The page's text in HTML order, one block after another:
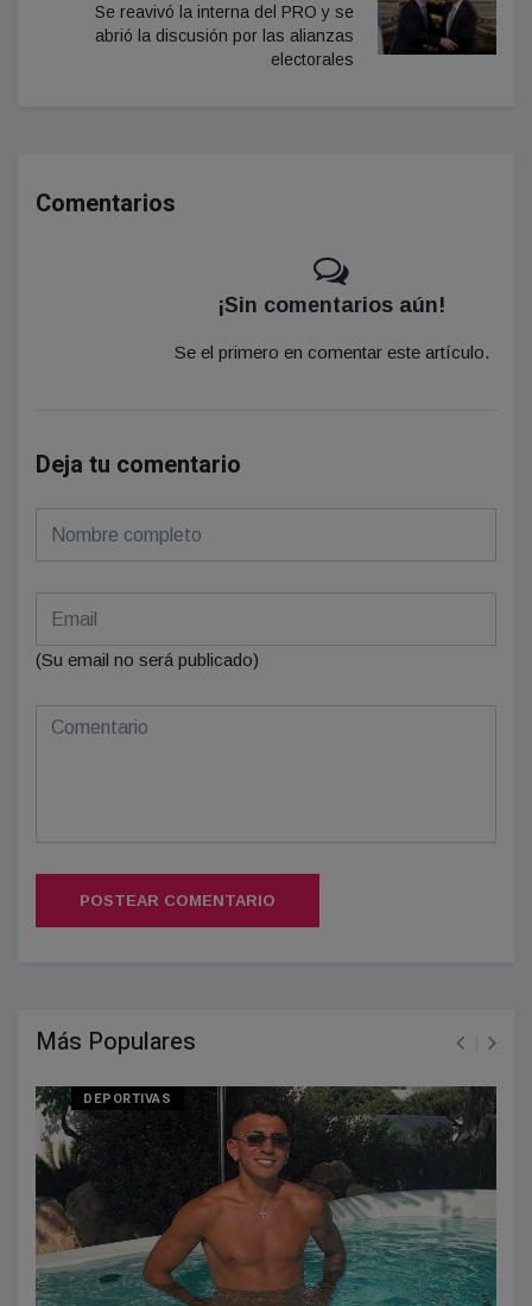
Se reavivó la interna del PRO y se
abrió la discusión por las alianzas
electorales
Comentarios
¡Sin comentarios aún!
Se el primero en comentar este artículo.
Deja tu comentario
(Su email no será publicado)
POSTEAR COMENTARIO
Más Populares
DEPORTIVAS